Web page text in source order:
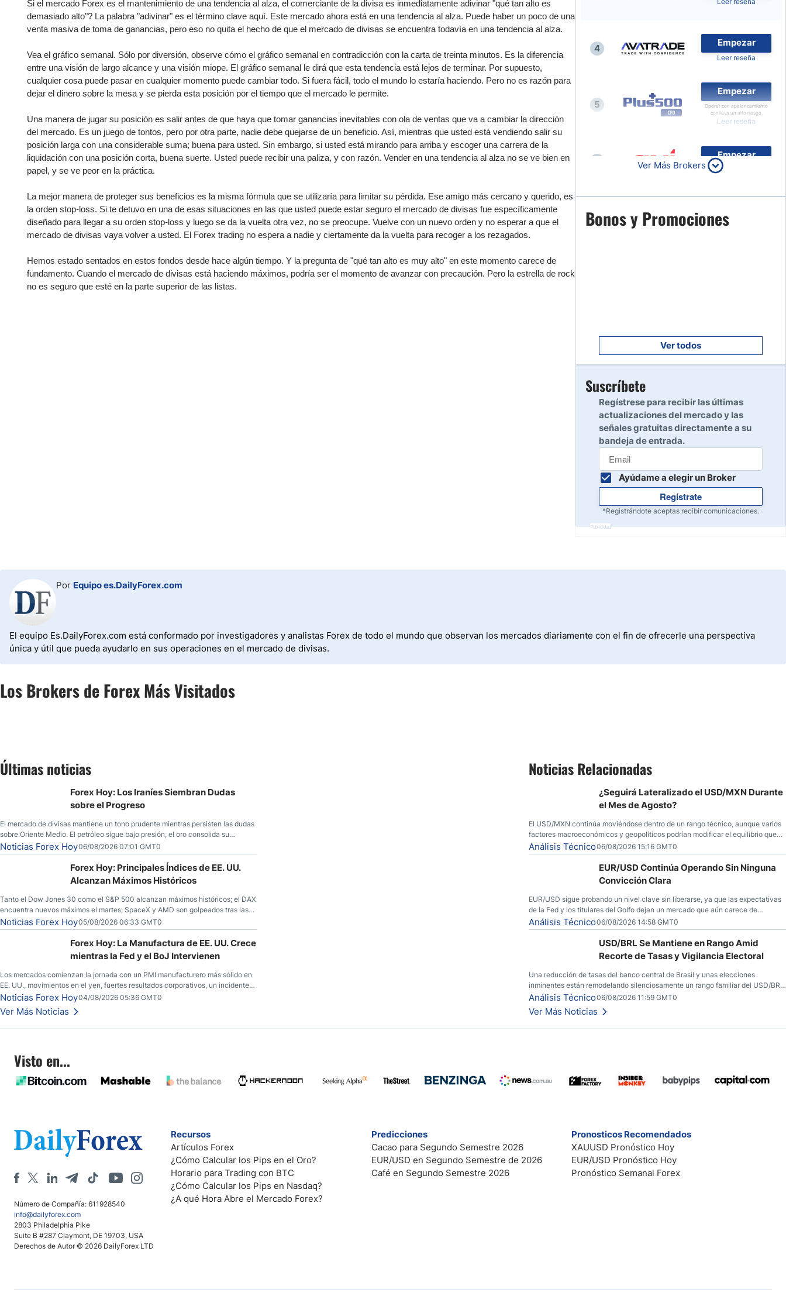
Paraguay
Peru
Panama
Latinoamérica
Bolivia
Estados Unidos
Nasdaq 100
S&P 500
Todos los índices
Acciones
Nvidia (NVDA)
Mercado Libre (MELI)
Si el mercado Forex es el mantenimiento de una tendencia al alza, el comerciante de la divisa es inmediatamente adivinar "qué tan alto es
demasiado alto"? La palabra "adivinar" es el término clave aquí. Este mercado ahora está en una tendencia al alza. Puede haber un poco de una
venta masiva de toma de ganancias, pero eso no quita el hecho de que el mercado de divisas se encuentra todavía en una tendencia al alza.
Vea el gráfico semanal. Sólo por diversión, observe cómo el gráfico semanal en contradicción con la carta de treinta minutos. Es la diferencia
entre una visión de largo alcance y una visión miope. El gráfico semanal le dirá que esta tendencia está lejos de terminar. Por supuesto,
cualquier cosa puede pasar en cualquier momento puede cambiar todo. Si fuera fácil, todo el mundo lo estaría haciendo. Pero no es razón para
dejar el dinero sobre la mesa y se pierda esta posición por el tiempo que el mercado le permite.
Una manera de jugar su posición es salir antes de que haya que tomar ganancias inevitables con ola de ventas que va a cambiar la dirección
del mercado. Es un juego de tontos, pero por otra parte, nadie debe quejarse de un beneficio. Así, mientras que usted está vendiendo salir su
posición larga con una considerable suma; buena para usted. Sin embargo, si usted está mirando para arriba y escoger una carrera de la
liquidación con una posición corta, buena suerte. Usted puede recibir una paliza, y con razón. Vender en una tendencia al alza no se ve bien en
papel, y se ve peor en la práctica.
La mejor manera de proteger sus beneficios es la misma fórmula que se utilizaría para limitar su pérdida. Ese amigo más cercano y querido, es
la orden stop-loss. Si te detuvo en una de esas situaciones en las que usted puede estar seguro el mercado de divisas fue específicamente
diseñado para llegar a su orden stop-loss y luego se da la vuelta otra vez, no se preocupe. Vuelve con un nuevo orden y no esperar a que el
mercado de divisas vaya volver a usted. El Forex trading no espera a nadie y ciertamente da la vuelta para recoger a los rezagados.
Hemos estado sentados en estos fondos desde hace algún tiempo. Y la pregunta de "qué tan alto es muy alto" en este momento carece de
fundamento. Cuando el mercado de divisas está haciendo máximos, podría ser el momento de avanzar con precaución. Pero la estrella de rock
no es seguro que esté en la parte superior de las listas.
4
Empezar
Leer reseña
5
Empezar
Operar con apalancamiento
conlleva un alto riesgo.
Leer reseña
Empezar
Leer reseña
7
Leer reseña
Leer reseña
10
Ver Más Brokers
Bonos y Promociones
Ver todos
Suscríbete
Regístrese para recibir las últimas
actualizaciones del mercado y las
señales gratuitas directamente a su
bandeja de entrada.
Ayúdame a elegir un Broker
Regístrate
*Registrándote aceptas recibir comunicaciones.
Publicidad
Por Equipo es.DailyForex.com
El equipo Es.DailyForex.com está conformado por investigadores y analistas Forex de todo el mundo que observan los mercados diariamente con el fin de ofrecerle una perspectiva
única y útil que pueda ayudarlo en sus operaciones en el mercado de divisas.
Los Brokers de Forex Más Visitados
Últimas noticias
Forex Hoy: Los Iraníes Siembran Dudas
sobre el Progreso
El mercado de divisas mantiene un tono prudente mientras persisten las dudas
sobre Oriente Medio. El petróleo sigue bajo presión, el oro consolida su
fortaleza y los operadores esperan nuevas referencias económicas desde
Estados Unidos.
Noticias Forex Hoy06/08/2026 07:01 GMT0
Forex Hoy: Principales Índices de EE. UU.
Alcanzan Máximos Históricos
Tanto el Dow Jones 30 como el S&P 500 alcanzan máximos históricos; el DAX
encuentra nuevos máximos el martes; SpaceX y AMD son golpeados tras las
llamadas de ganancias; el petróleo crudo cae por debajo de los $80 con
nuevas esperanzas; el dólar estadounidense continúa intentando estabilizarse
frente al yen; el peso mexicano ve un repunte a medida que las tasas caen en
Noticias Forex Hoy05/08/2026 06:33 GMT0
Forex Hoy: La Manufactura de EE. UU. Crece
mientras la Fed y el BoJ Intervienen
Los mercados comienzan la jornada con un PMI manufacturero más sólido en
EE. UU., movimientos en el yen, fuertes resultados corporativos, un incidente
de seguridad en Bitcoin y nuevas señales desde el mercado del petróleo.
Noticias Forex Hoy04/08/2026 05:36 GMT0
Ver Más Noticias
Noticias Relacionadas
¿Seguirá Lateralizado el USD/MXN Durante
el Mes de Agosto?
El USD/MXN continúa moviéndose dentro de un rango técnico, aunque varios
factores macroeconómicos y geopolíticos podrían modificar el equilibrio que
ha dominado al mercado en las últimas semanas.
Análisis Técnico06/08/2026 15:16 GMT0
EUR/USD Continúa Operando Sin Ninguna
Convicción Clara
EUR/USD sigue probando un nivel clave sin liberarse, ya que las expectativas
de la Fed y los titulares del Golfo dejan un mercado que aún carece de
convicción real.
Análisis Técnico06/08/2026 14:58 GMT0
USD/BRL Se Mantiene en Rango Amid
Recorte de Tasas y Vigilancia Electoral
Una reducción de tasas del banco central de Brasil y unas elecciones
inminentes están remodelando silenciosamente un rango familiar del USD/BRL.
Una reducción de tasas por parte del banco central de Brasil y unas elecciones
inminentes están remodelando silenciosamente un rango familiar del USD/BRL.
Esto es lo que los traders están observando a continuación.
Análisis Técnico06/08/2026 11:59 GMT0
Ver Más Noticias
Visto en...
Número de Compañía: 611928540
info@dailyforex.com
2803 Philadelphia Pike
Suite B #287 Claymont, DE 19703, USA
Derechos de Autor © 2026 DailyForex LTD
Recursos
Artículos Forex
¿Cómo Calcular los Pips en el Oro?
Horario para Trading con BTC
¿Cómo Calcular los Pips en Nasdaq?
¿A qué Hora Abre el Mercado Forex?
Predicciones
Cacao para Segundo Semestre 2026
EUR/USD en Segundo Semestre de 2026
Café en Segundo Semestre 2026
Pronosticos Recomendados
XAUUSD Pronóstico Hoy
EUR/USD Pronóstico Hoy
Pronóstico Semanal Forex